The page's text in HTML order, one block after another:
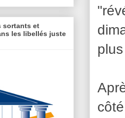
sortants et
les libellés juste